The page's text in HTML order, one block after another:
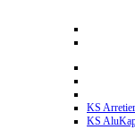
KS
KS